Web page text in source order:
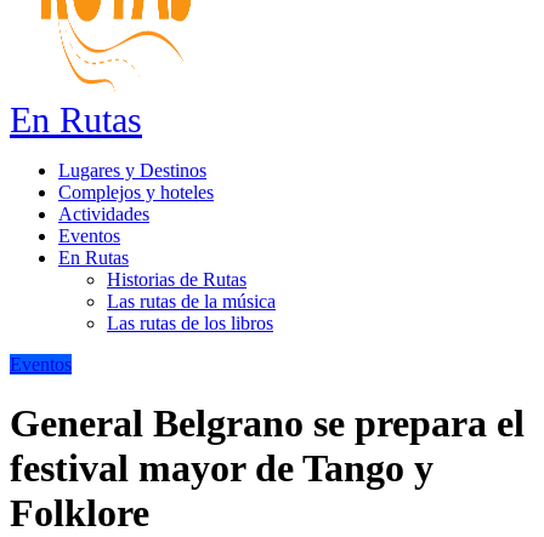
En Rutas
Lugares y Destinos
Complejos y hoteles
Actividades
Eventos
En Rutas
Historias de Rutas
Las rutas de la música
Las rutas de los libros
Eventos
General Belgrano se prepara el
festival mayor de Tango y
Folklore